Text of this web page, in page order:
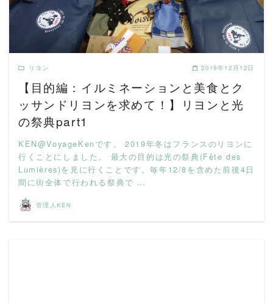
リヨン 2019年12月12日
【目的編：イルミネーションと美食とク
ッサンドリヨンを求めて！】リヨンと光
の祭典part1
KEN@VoyageKenです。 2019年冬はフランスのリヨンに
行くことにしました。 最大の目的は光の祭典(Fête des
Lumières)を見に行くことです。毎年12/8を含めた前後4日
間に街全体で行われる祭典で …
管理人KEN